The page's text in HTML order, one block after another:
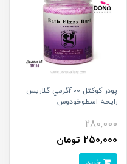
پودر کوکتل 400گرمي گلاريس
رايحه اسطوخودوس
280,000
250,000 تومان